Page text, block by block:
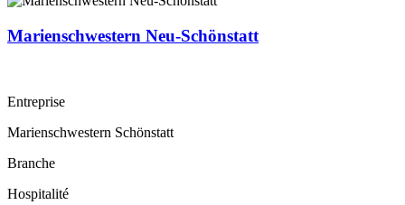
Marienschwestern Neu-Schönstatt
Entreprise
Marienschwestern Schönstatt
Branche
Hospitalité